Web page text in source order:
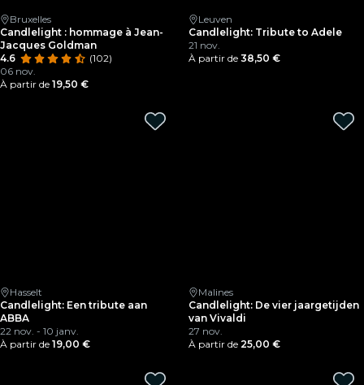
Bruxelles
Candlelight : hommage à Jean-
Jacques Goldman
4.6
(102)
06 nov.
À partir de 19,50 €
Leuven
Candlelight: Tribute to Adele
21 nov.
À partir de 38,50 €
Hasselt
Candlelight: Een tribute aan
ABBA
22 nov. - 10 janv.
À partir de 19,00 €
Malines
Candlelight: De vier jaargetijden
van Vivaldi
27 nov.
À partir de 25,00 €